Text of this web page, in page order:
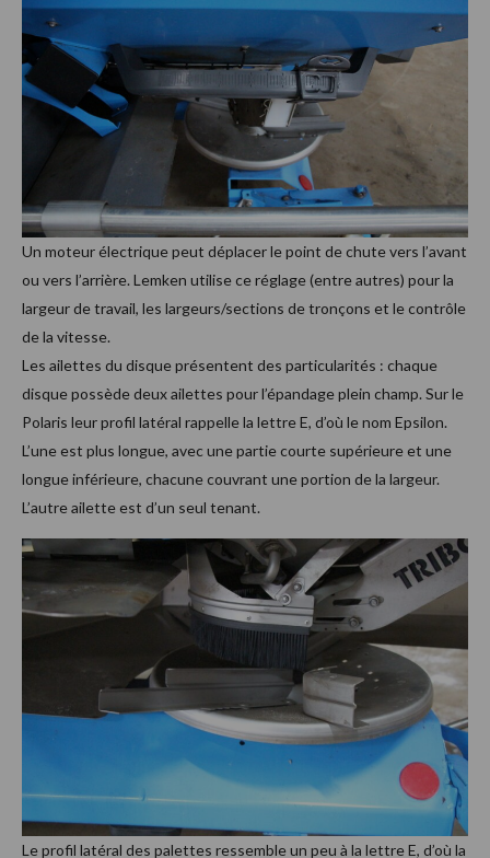
Un moteur électrique peut déplacer le point de chute vers l’avant
ou vers l’arrière. Lemken utilise ce réglage (entre autres) pour la
largeur de travail, les largeurs/sections de tronçons et le contrôle
de la vitesse.
Les ailettes du disque présentent des particularités : chaque
disque possède deux ailettes pour l’épandage plein champ. Sur le
Polaris leur profil latéral rappelle la lettre E, d’où le nom Epsilon.
L’une est plus longue, avec une partie courte supérieure et une
longue inférieure, chacune couvrant une portion de la largeur.
L’autre ailette est d’un seul tenant.
Le profil latéral des palettes ressemble un peu à la lettre E, d’où la